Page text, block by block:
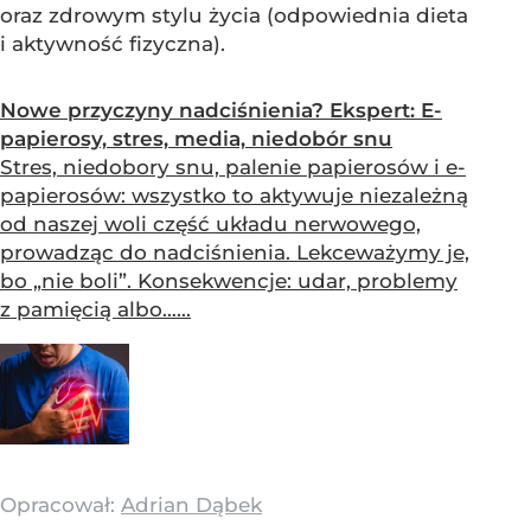
oraz zdrowym stylu życia (odpowiednia dieta
i aktywność fizyczna).
Nowe przyczyny nadciśnienia? Ekspert: E-
papierosy, stres, media, niedobór snu
Stres, niedobory snu, palenie papierosów i e-
papierosów: wszystko to aktywuje niezależną
od naszej woli część układu nerwowego,
prowadząc do nadciśnienia. Lekceważymy je,
bo „nie boli”. Konsekwencje: udar, problemy
z pamięcią albo…...
Opracował: Adrian Dąbek